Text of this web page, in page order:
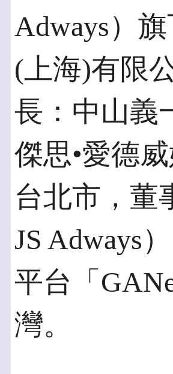
Adways）
(上海)有限
長：中山義
傑思•愛德
台北市，董
JS Adways
平台「
灣。